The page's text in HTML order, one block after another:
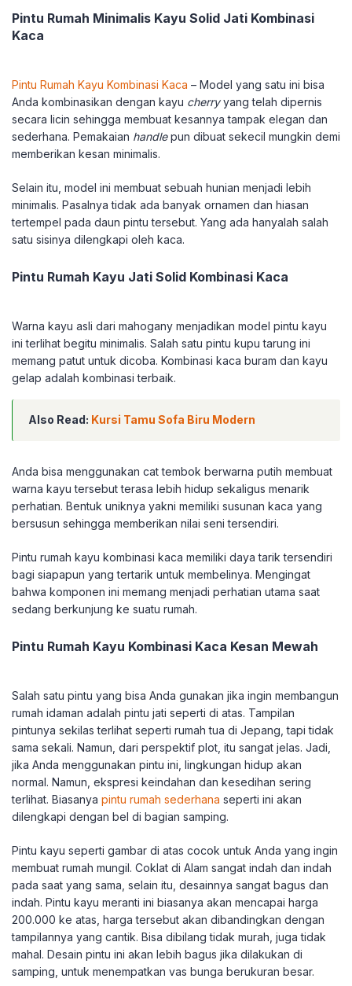
Pintu Rumah Minimalis Kayu Solid Jati Kombinasi
Kaca
Pintu Rumah Kayu Kombinasi Kaca – Model yang satu ini bisa
Anda kombinasikan dengan kayu cherryyang telah dipernis
secara licin sehingga membuat kesannya tampak elegan dan
sederhana. Pemakaian handlepun dibuat sekecil mungkin demi
memberikan kesan minimalis.
Selain itu, model ini membuat sebuah hunian menjadi lebih
minimalis. Pasalnya tidak ada banyak ornamen dan hiasan
tertempel pada daun pintu tersebut. Yang ada hanyalah salah
satu sisinya dilengkapi oleh kaca.
Pintu Rumah Kayu Jati Solid Kombinasi Kaca
Warna kayu asli dari mahogany menjadikan model pintu kayu
ini terlihat begitu minimalis. Salah satu pintu kupu tarung ini
memang patut untuk dicoba. Kombinasi kaca buram dan kayu
gelap adalah kombinasi terbaik.
Also Read: Kursi Tamu Sofa Biru Modern
Anda bisa menggunakan cat tembok berwarna putih membuat
warna kayu tersebut terasa lebih hidup sekaligus menarik
perhatian. Bentuk uniknya yakni memiliki susunan kaca yang
bersusun sehingga memberikan nilai seni tersendiri.
Pintu rumah kayu kombinasi kaca memiliki daya tarik tersendiri
bagi siapapun yang tertarik untuk membelinya. Mengingat
bahwa komponen ini memang menjadi perhatian utama saat
sedang berkunjung ke suatu rumah.
Pintu Rumah Kayu Kombinasi Kaca Kesan Mewah
Salah satu pintu yang bisa Anda gunakan jika ingin membangun
rumah idaman adalah pintu jati seperti di atas. Tampilan
pintunya sekilas terlihat seperti rumah tua di Jepang, tapi tidak
sama sekali. Namun, dari perspektif plot, itu sangat jelas. Jadi,
jika Anda menggunakan pintu ini, lingkungan hidup akan
normal. Namun, ekspresi keindahan dan kesedihan sering
terlihat. Biasanya pintu rumah sederhana seperti ini akan
dilengkapi dengan bel di bagian samping.
Pintu kayu seperti gambar di atas cocok untuk Anda yang ingin
membuat rumah mungil. Coklat di Alam sangat indah dan indah
pada saat yang sama, selain itu, desainnya sangat bagus dan
indah. Pintu kayu meranti ini biasanya akan mencapai harga
200.000 ke atas, harga tersebut akan dibandingkan dengan
tampilannya yang cantik. Bisa dibilang tidak murah, juga tidak
mahal. Desain pintu ini akan lebih bagus jika dilakukan di
samping, untuk menempatkan vas bunga berukuran besar.